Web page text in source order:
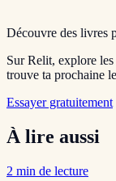
Découvre des livres
Sur Relit, explore
trouve ta prochaine
Essayer gratuitement
À lire aussi
2 min de lecture